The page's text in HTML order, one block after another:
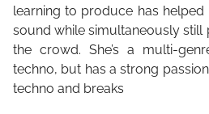
learning to produce has
sound while simultaneously still
the crowd. She’s a multi-
techno, but has a strong
techno and breaks